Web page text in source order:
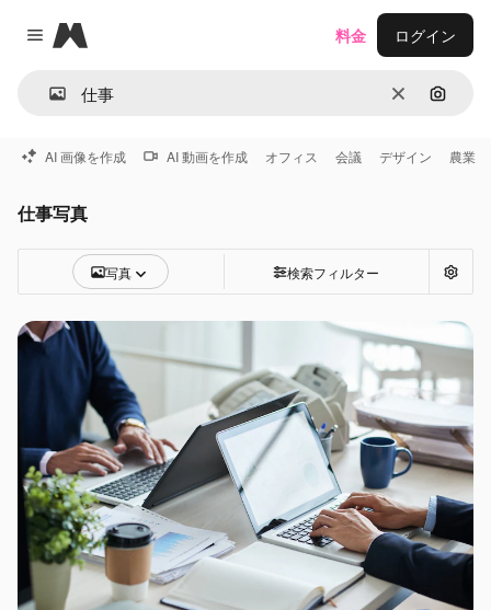
Close menu
Magnific
消去 画像で
料金 ログイン
AI 画像を作成 AI 動画を作成 オフィス 会議 デザイン 農業
仕事写真
写真 検索フィルター